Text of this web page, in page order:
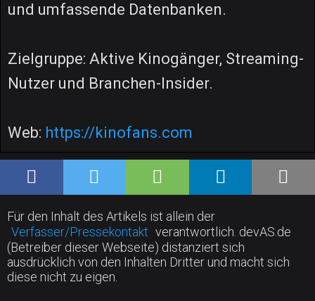
und umfassende Datenbanken.
Zielgruppe: Aktive Kinogänger, Streaming-
Nutzer und Branchen-Insider.
Web: https://kinofans.com
Für den Inhalt des Artikels ist allein der
Verfasser/Pressekontakt verantwortlich. devAS.de
(Betreiber dieser Webseite) distanziert sich
ausdrücklich von den Inhalten Dritter und macht sich
diese nicht zu eigen.